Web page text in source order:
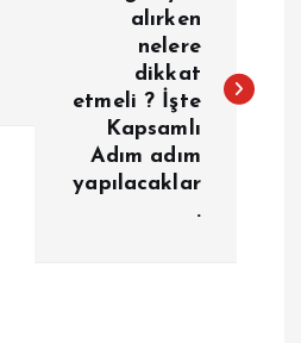
alırken
nelere
dikkat
etmeli ? İşte
Kapsamlı
Adım adım
yapılacaklar
.